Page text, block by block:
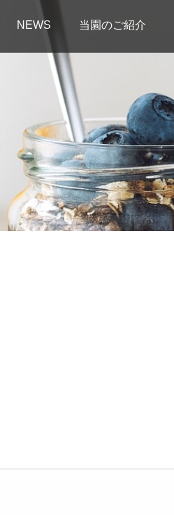
NEWS 当園のご紹介